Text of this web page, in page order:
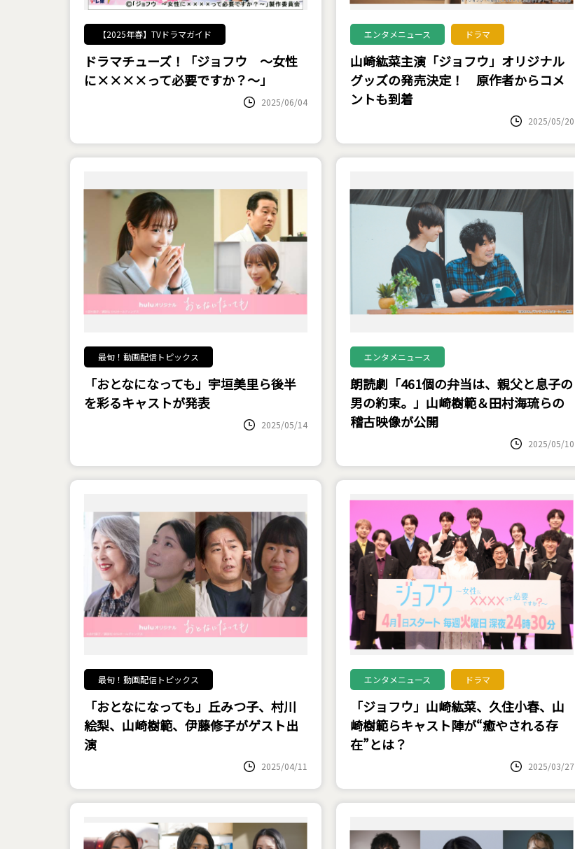
【2025年春】TVドラマガイド
ドラマチューズ！「ジョフウ ～女性
に××××って必要ですか？～」
2025/06/04
エンタメニュース ドラマ
山崎紘菜主演「ジョフウ」オリジナル
グッズの発売決定！ 原作者からコメ
ントも到着
2025/05/20
最旬！動画配信トピックス
「おとなになっても」宇垣美里ら後半
を彩るキャストが発表
2025/05/14
エンタメニュース
朗読劇「461個の弁当は、親父と息子の
男の約束。」山崎樹範＆田村海琉らの
稽古映像が公開
2025/05/10
最旬！動画配信トピックス
「おとなになっても」丘みつ子、村川
絵梨、山崎樹範、伊藤修子がゲスト出
演
2025/04/11
エンタメニュース ドラマ
「ジョフウ」山崎紘菜、久住小春、山
崎樹範らキャスト陣が“癒やされる存
在”とは？
2025/03/27